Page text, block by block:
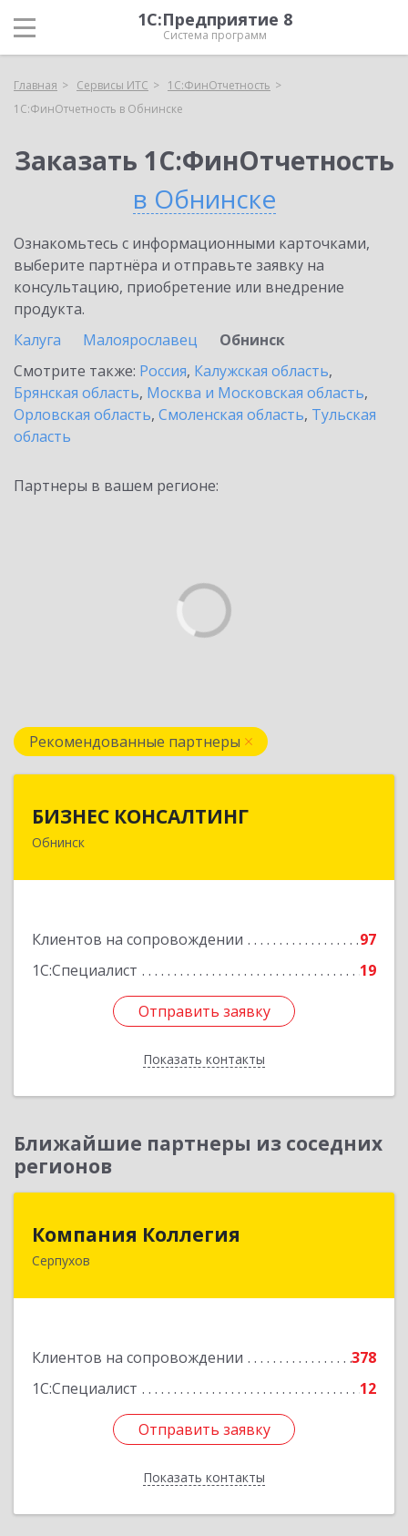
1С:Предприятие 8
Система программ
Главная Сервисы ИТС
1С:ФинОтчетность
1С:ФинОтчетность в Обнинске
Заказать 1С:ФинОтчетность
в Обнинске
Ознакомьтесь с информационными карточками,
выберите партнёра и отправьте заявку на
консультацию, приобретение или внедрение
продукта.
Калуга
Малоярославец
Обнинск
Смотрите также: Россия, Калужская область,
Брянская область, Москва и Московская область,
Орловская область, Смоленская область, Тульская
область
Партнеры в вашем регионе:
Рекомендованные партнеры
БИЗНЕС КОНСАЛТИНГ
Обнинск
Клиентов на сопровождении
97
1С:Специалист
19
Отправить заявку
Показать контакты
249032, Калужская обл, Обнинск г, Курчатова ул,
Отправить заявку
Назад
Ближайшие партнеры из соседних
регионов
Компания Коллегия
Серпухов
Клиентов на сопровождении
378
1С:Специалист
12
Отправить заявку
Показать контакты
142211, Московская обл, Серпухов г, Оборонная
Отправить заявку
Назад